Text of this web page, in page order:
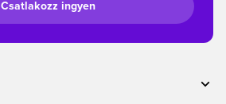
Csatlakozz ingyen